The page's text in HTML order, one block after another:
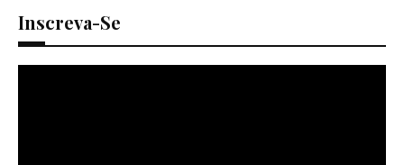
Inscreva-Se